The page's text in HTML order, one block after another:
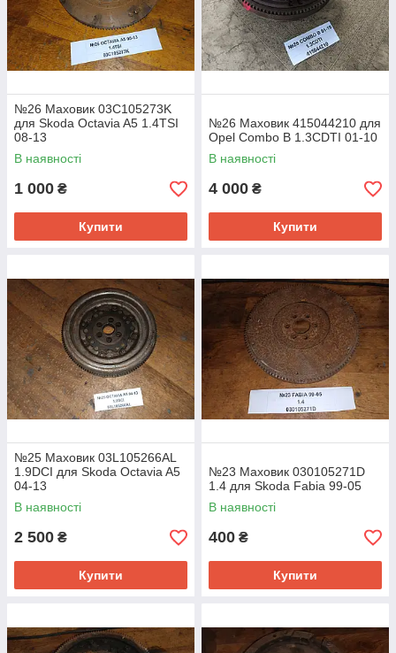
№26 Маховик 03C105273K
для Skoda Octavia A5 1.4TSI
08-13
В наявності
1 000 ₴
Купити
№26 Маховик 415044210 для
Opel Combo B 1.3CDTI 01-10
В наявності
4 000 ₴
Купити
№25 Маховик 03L105266AL
1.9DCI для Skoda Octavia A5
04-13
В наявності
2 500 ₴
Купити
№23 Маховик 030105271D
1.4 для Skoda Fabia 99-05
В наявності
400 ₴
Купити